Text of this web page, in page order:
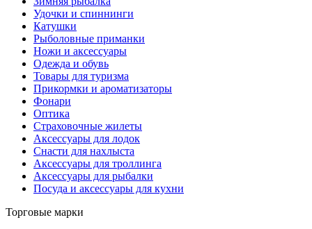
Удочки и спиннинги
Катушки
Рыболовные приманки
Ножи и аксессуары
Одежда и обувь
Товары для туризма
Прикормки и ароматизаторы
Фонари
Оптика
Страховочные жилеты
Аксессуары для лодок
Снасти для нахлыста
Аксессуары для троллинга
Аксессуары для рыбалки
Посуда и аксессуары для кухни
Торговые марки